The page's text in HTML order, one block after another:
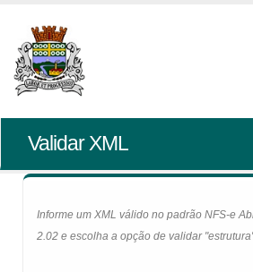
Validar XML
Informe um XML válido no padrão NFS-e
2.02 e escolha a opção de validar